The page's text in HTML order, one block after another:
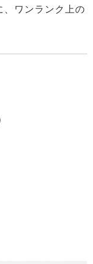
、ワンランク上の